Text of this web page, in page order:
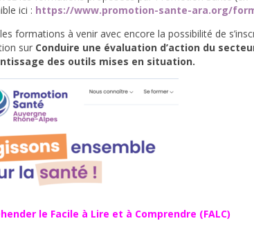
ici : https://www.promotion-sante-ara.org/
formations à venir avec encore la possibilité de
sur Conduire une évaluation d’action du
des outils mises en situation.
le Facile à Lire et à Comprendre (FALC)